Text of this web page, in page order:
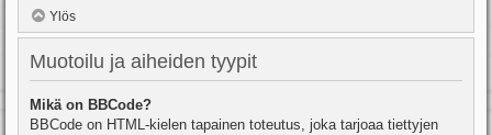
Ylös
Muotoilu ja aiheiden tyypit
Mikä on BBCode?
BBCode on HTML-kielen tapainen toteutus, joka tarjoaa tiettyjen